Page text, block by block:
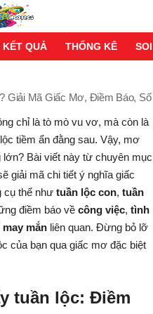
KẾT QUẢ THỐNG KÊ
Giải Mã Giấc Mơ, Điềm Báo,
chỉ là tò mò vu vơ, mà còn là
tiềm ẩn đằng sau. Vậy, mơ
lớn? Bài viết này từ chuyên mục
giải mã chi tiết ý nghĩa giấc
cụ thể như tuần lộc con, tuần
điềm báo về công việc, tình
mắn liên quan. Đừng bỏ lỡ
của bạn qua giấc mơ đặc biệt
tuần lộc: Điềm